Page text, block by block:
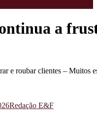
a
e roubar clientes – Muitos
Redação E&F